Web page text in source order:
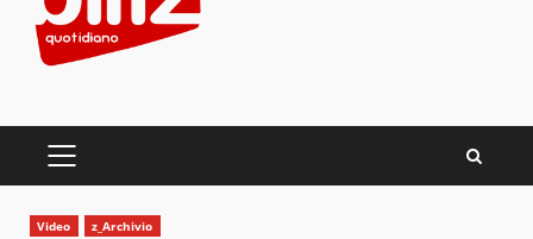
PRIMARY
Video z_Archivio